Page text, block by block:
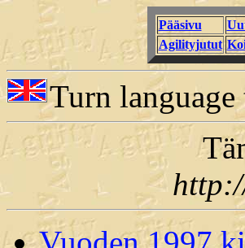
Pääsivu
Agilityjutut
Turn language